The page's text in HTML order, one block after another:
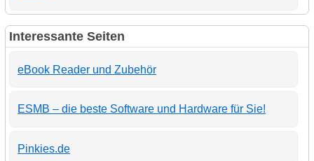
Interessante Seiten
eBook Reader und Zubehör
ESMB – die beste Software und Hardware für Sie!
Pinkies.de